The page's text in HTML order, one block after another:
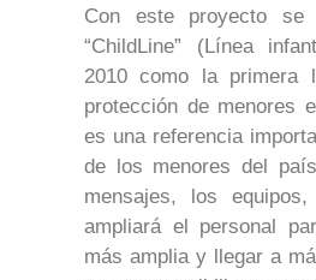
Con este proyecto se
“ChildLine” (Línea
2010 como la primera
protección de menores
es una referencia
de los menores del
mensajes, los
ampliará el personal
más amplia y llegar a